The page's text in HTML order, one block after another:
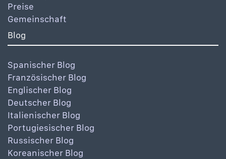
Preise
Gemeinschaft
Blog
Spanischer Blog
Französischer Blog
Englischer Blog
Deutscher Blog
Italienischer Blog
Portugiesischer Blog
Russischer Blog
Koreanischer Blog